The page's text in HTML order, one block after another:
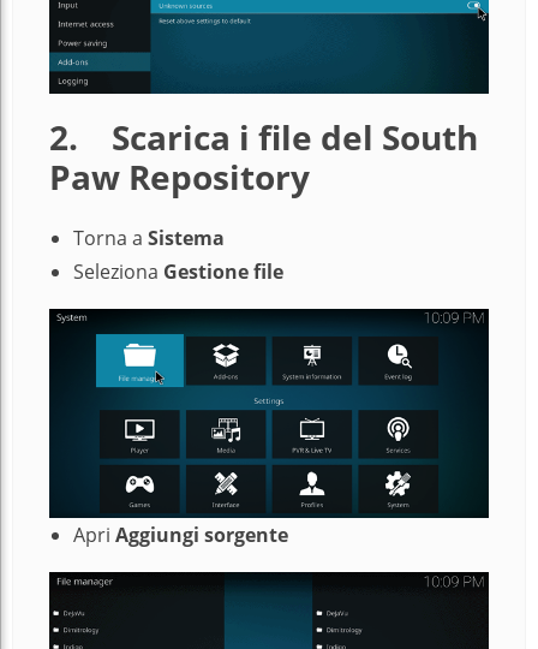
2. Scarica i file del South
Paw Repository
Torna a Sistema
Seleziona Gestione file
Apri Aggiungi sorgente